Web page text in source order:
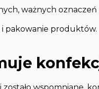
ważnych
pakowanie produktów.